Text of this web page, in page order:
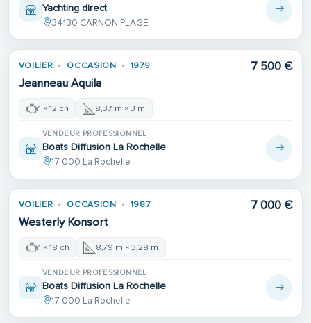
Yachting direct
34130 CARNON PLAGE
VOILIER OCCASION 1979
Jeanneau Aquila
7 500 €
1 × 12 ch 8,37 m × 3 m
VENDEUR PROFESSIONNEL
Boats Diffusion La Rochelle
17 000 La Rochelle
VOILIER OCCASION 1987
Westerly Konsort
7 000 €
1 × 18 ch 8,79 m × 3,28 m
VENDEUR PROFESSIONNEL
Boats Diffusion La Rochelle
17 000 La Rochelle